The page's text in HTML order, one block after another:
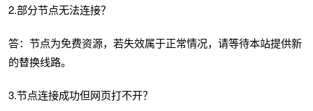
2.部分节点无法连接？
答：节点为免费资源，若失效属于正常情况，请等待本站提供新
的替换线路。
3.节点连接成功但网页打不开？